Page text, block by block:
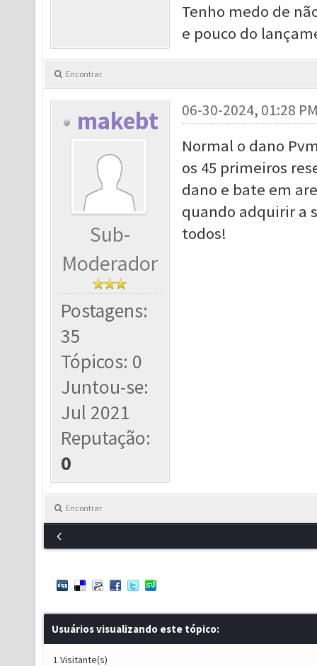
Tenho medo de
e pouco do
Encontrar
makebt
Sub-
Moderador
Postagens:
35
Tópicos: 0
Juntou-se:
Jul 2021
Reputação:
0
06-30-2024, 01:28
Normal o dano
os 45 primeiros
dano e bate em
quando adquirir a
todos!
Encontrar
Usuários visualizando este tópico:
1 Visitante(s)